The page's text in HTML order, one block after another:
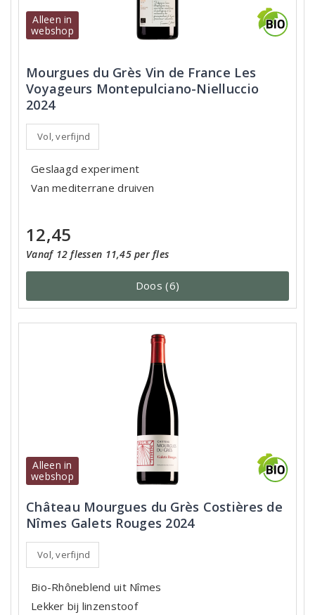
Alleen in
webshop
Mourgues du Grès Vin de France Les
Voyageurs Montepulciano-Nielluccio
2024
Vol, verfijnd
Geslaagd experiment
Van mediterrane druiven
12,45
Vanaf 12 flessen 11,45 per fles
Doos (6)
Alleen in
webshop
Château Mourgues du Grès Costières de
Nîmes Galets Rouges 2024
Vol, verfijnd
Bio-Rhôneblend uit Nîmes
Lekker bij linzenstoof